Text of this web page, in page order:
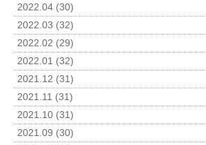
2022.04 (30)
2022.03 (32)
2022.02 (29)
2022.01 (32)
2021.12 (31)
2021.11 (31)
2021.10 (31)
2021.09 (30)